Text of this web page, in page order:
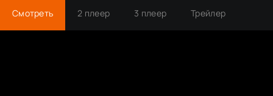
Смотреть 2 плеер 3 плеер Трейлер